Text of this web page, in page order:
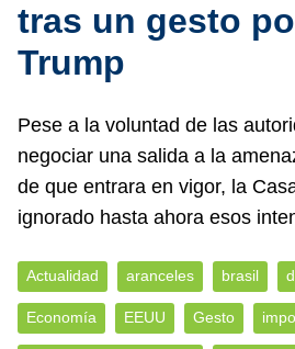
tras un gesto
Trump
Pese a la voluntad de las
negociar una salida a la
de que entrara en vigor, la
ignorado hasta ahora esos
Actualidad aranceles brasil
Economía EEUU Gesto